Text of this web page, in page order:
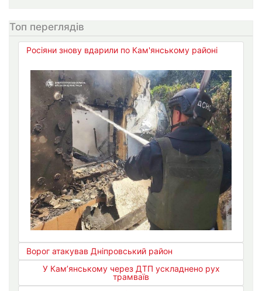
Топ переглядів
Росіяни знову вдарили по Кам'янському районі
Ворог атакував Дніпровський район
У Кам’янському через ДТП ускладнено рух
трамваїв